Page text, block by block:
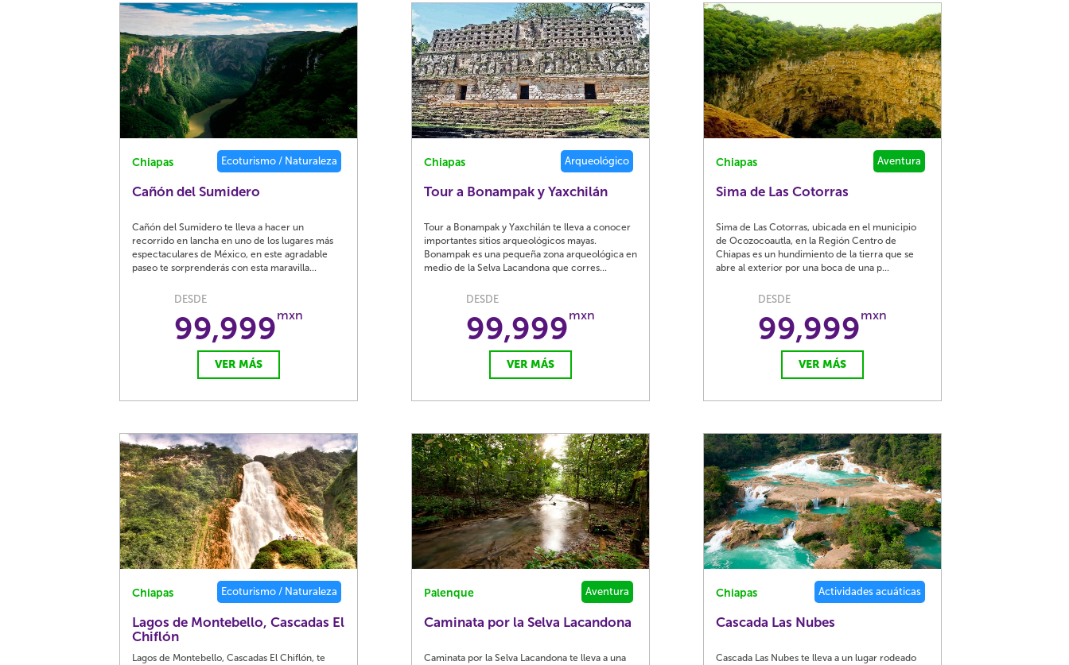
Chiapas Ecoturismo / Naturaleza
Cañón del Sumidero
Cañón del Sumidero te lleva a hacer un
recorrido en lancha en uno de los lugares más
espectaculares de México, en este agradable
paseo te sorprenderás con esta maravilla...
DESDE
99,999mxn
VER MÁS
Chiapas Arqueológico
Tour a Bonampak y Yaxchilán
Tour a Bonampak y Yaxchilán te lleva a conocer
importantes sitios arqueológicos mayas.
Bonampak es una pequeña zona arqueológica en
medio de la Selva Lacandona que corres...
DESDE
99,999mxn
VER MÁS
Chiapas Aventura
Sima de Las Cotorras
Sima de Las Cotorras, ubicada en el municipio
de Ocozocoautla, en la Región Centro de
Chiapas es un hundimiento de la tierra que se
abre al exterior por una boca de una p...
DESDE
99,999mxn
VER MÁS
Chiapas Ecoturismo / Naturaleza
Lagos de Montebello, Cascadas El
Chiflón
Lagos de Montebello, Cascadas El Chiflón, te
Palenque Aventura
Caminata por la Selva Lacandona
Caminata por la Selva Lacandona te lleva a una
Chiapas Actividades acuáticas
Cascada Las Nubes
Cascada Las Nubes te lleva a un lugar rodeado